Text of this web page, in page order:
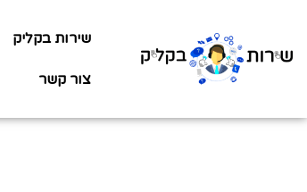
שירות בקליק
צור קשר